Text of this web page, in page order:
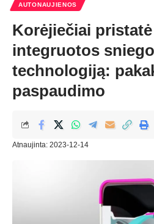
AUTONAUJIENOS
Korėjiečiai
integruotos
technologiją:
paspaudimo
Atnaujinta: 2023-12-14